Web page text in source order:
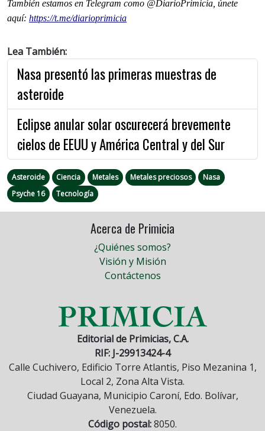
También estamos en Telegram como @DiarioPrimicia, únete
aquí: https://t.me/diarioprimicia
Lea También:
Nasa presentó las primeras muestras de
asteroide
Eclipse anular solar oscurecerá brevemente
cielos de EEUU y América Central y del Sur
Asteroide Ciencia Metales Metales preciosos
Nasa
Psyche 16
Tecnología
Acerca de Primicia
¿Quiénes somos?
Visión y Misión
Contáctenos
Editorial de Primicias, C.A.
RIF: J-29913424-4
Calle Cuchivero, Edificio Torre Atlantis, Piso Mezanina 1,
Local 2, Zona Alta Vista.
Ciudad Guayana, Municipio Caroní, Edo. Bolívar,
Venezuela.
Código postal:8050.